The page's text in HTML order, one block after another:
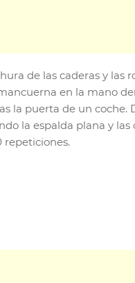
de las caderas y las
en la mano
la puerta de un coche.
la espalda plana y las
repeticiones.